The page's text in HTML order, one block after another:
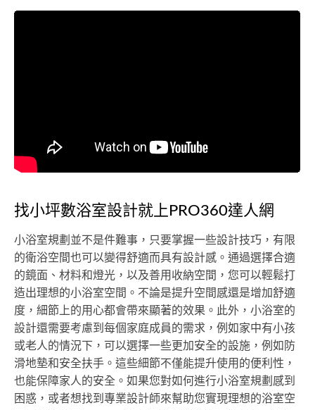
找小坪數浴室設計就上PRO360達人網
小浴室規劃並不是件難事，只要掌握一些設計技巧，有限
的衛浴空間也可以變得舒適而具有設計感。通過選擇合適
的鏡面、材料和燈光，以及善用收納空間，您可以輕鬆打
造出理想的小浴室空間。不論是提升空間感還是增加舒適
度，細節上的用心都會帶來顯著的效果。此外，小浴室的
設計還需要考慮到每個家庭成員的需求，例如家中有小孩
或老人的情況下，可以選擇一些更加安全的設施，例如防
滑地墊和安全扶手。這些細節不僅能提升使用的便利性，
也能保障家人的安全。如果您對如何進行小浴室規劃感到
困惑，或者想找到專業設計師來幫助您實現理想的浴室空